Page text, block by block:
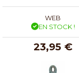
WEB
EN STOCK !
23,95 €